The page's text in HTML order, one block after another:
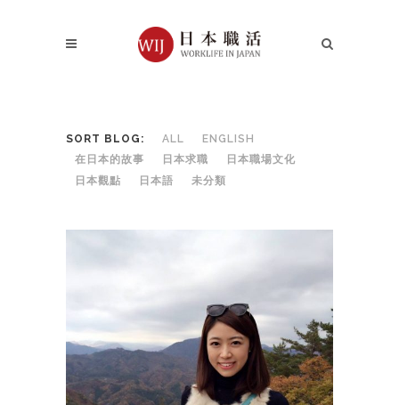
SORT BLOG: ALL
ENGLISH
在日本的故事
日本求職
日本職場文化
日本觀點
日本語 未分類